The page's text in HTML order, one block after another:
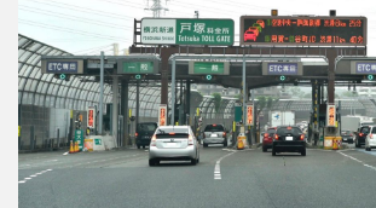
教
育」
(李
輝)